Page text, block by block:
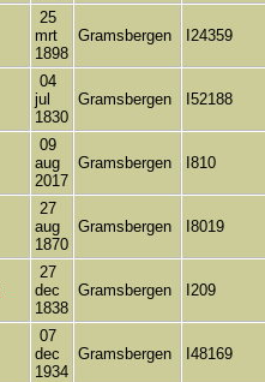
25
mrt
1898
Gramsbergen I24359
04
jul
1830
Gramsbergen I52188
09
aug
2017
Gramsbergen I810
27
aug
1870
Gramsbergen I8019
27
dec
1838
Gramsbergen I209
07
dec
1934
Gramsbergen I48169